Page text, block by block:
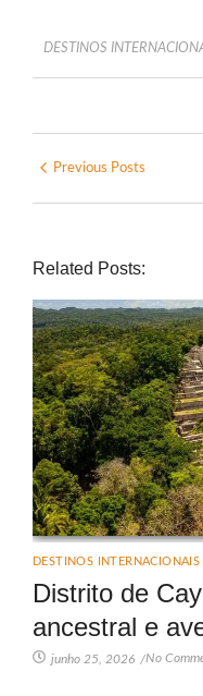
DESTINOS
Previous Posts
Related Posts:
DESTINOS INTERNACIONAIS
Distrito de
ancestral e
junho 25, 2026 /No